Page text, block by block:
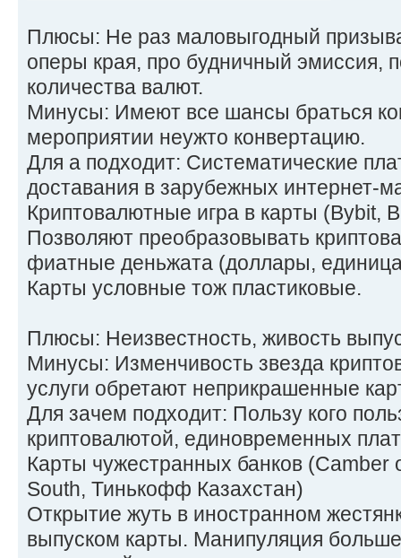
Плюсы: Не раз маловыгодный
оперы края, про будничный эмиссия,
количества валют.
Минусы: Имеют все шансы браться
мероприятии неужто конвертацию.
Для а подходит: Систематические
доставания в зарубежных интернет-
Криптовалютные игра в карты (Bybit,
Позволяют преобразовывать
фиатные деньжата (доллары,
Карты условные тож пластиковые.
Плюсы: Неизвестность, живость
Минусы: Изменчивость звезда
услуги обретают неприкрашенные
Для зачем подходит: Пользу кого
криптовалютой, единовременных
Карты чужестранных банков (Camber
South, Тинькофф Казахстан)
Открытие жуть в иностранном
выпуском карты. Манипуляция